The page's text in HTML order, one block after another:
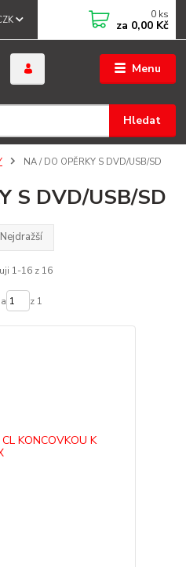
Menu
Hledat
0 ks
za 0,00 Kč
NA / DO OPĚRKY S DVD/USB/SD
S DVD/USB/SD
Nejdražší
1-16 z 16
z 1